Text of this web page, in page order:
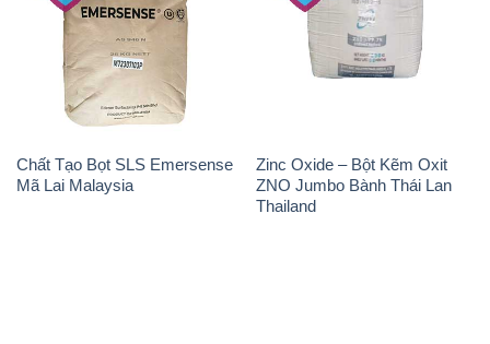
Chất Tạo Bọt SLS Emersense
Mã Lai Malaysia
Zinc Oxide – Bột Kẽm Oxit
ZNO Jumbo Bành Thái Lan
Thailand